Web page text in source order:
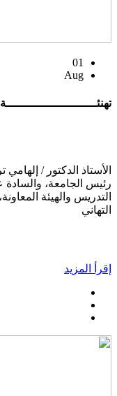
01
Aug
تهنئــــــــــــــــــــــــــة
التهاني
إقرأ المزيد